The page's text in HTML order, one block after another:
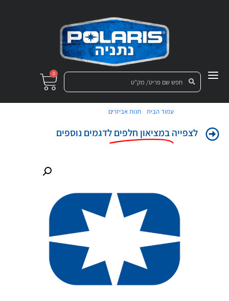
0
עמוד הבית /חנות אביזרים
לצפייהבמציאון חלפים לדגמים נוספים